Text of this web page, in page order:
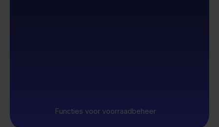
Functies voor voorraadbeheer